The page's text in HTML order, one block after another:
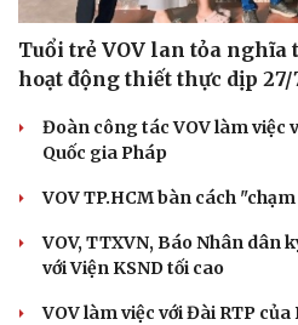
Cải chính
Tuổi trẻ VOV lan tỏa
hoạt động thiết thực dịp 27/
Đoàn công tác VOV làm việc
Quốc gia Pháp
VOV TP.HCM bàn cách
VOV, TTXVN, Báo Nhân dân
với Viện KSND tối cao
VOV làm việc với Đài RTP